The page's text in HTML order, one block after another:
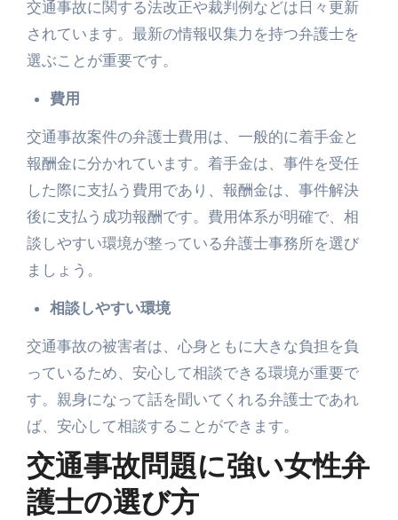
交通事故に関する法改正や裁判例などは日々更新
されています。最新の情報収集力を持つ弁護士を
選ぶことが重要です。
費用
交通事故案件の弁護士費用は、一般的に着手金と
報酬金に分かれています。着手金は、事件を受任
した際に支払う費用であり、報酬金は、事件解決
後に支払う成功報酬です。費用体系が明確で、相
談しやすい環境が整っている弁護士事務所を選び
ましょう。
相談しやすい環境
交通事故の被害者は、心身ともに大きな負担を負
っているため、安心して相談できる環境が重要で
す。親身になって話を聞いてくれる弁護士であれ
ば、安心して相談することができます。
交通事故問題に強い女性弁
護士の選び方